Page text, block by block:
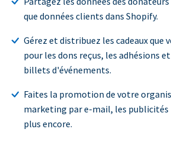
que données clients dans Shopify.
Gérez et distribuez les cadeaux que
pour les dons reçus, les adhésions
billets d'événements.
Faites la promotion de votre
marketing par e-mail, les publicités
plus encore.